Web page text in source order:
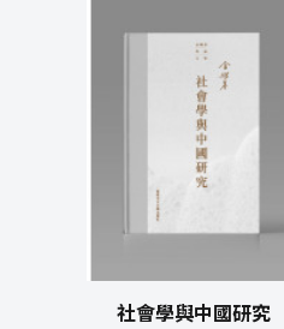
社會學與中國研究